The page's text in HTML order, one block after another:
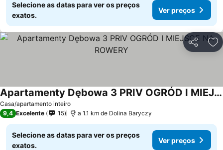
Selecione as datas para ver os preços
exatos.
Ver preços
Partilhar
Casa/apartamento inteiro
Apartamenty Dębowa 3 PRIV OGRÓD I MIEJSCE NA ROWERY
9,4 Excelente 15 a 1.1 km de Dolina Baryczy
Selecione as datas para ver os preços
exatos.
Ver preços